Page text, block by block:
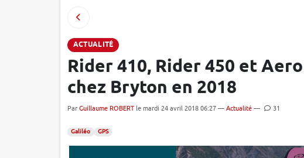
ACTUALITÉ
Rider 410, Rider 450 et
chez Bryton en 2018
Par Guillaume ROBERT le mardi 24 avril 2018 06:27 — Actualité — 31
Galiléo GPS